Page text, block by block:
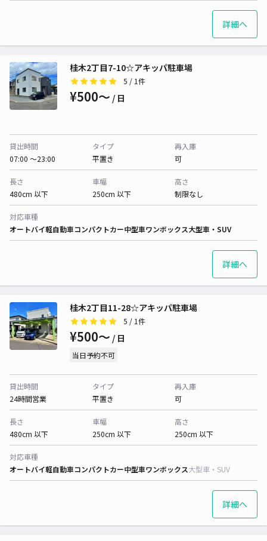
詳細へ
桂木2丁目7-10☆アキッパ駐車場
5 / 1件
¥500〜 / 日
貸出時間
07:00 〜23:00
タイプ
平置き
再入庫
可
長さ
480cm 以下
車幅
250cm 以下
高さ
制限なし
対応車種
オートバイ軽自動車コンパクトカー中型車ワンボックス大型車・SUV
詳細へ
桂木2丁目11-28☆アキッパ駐車場
5 / 1件
¥500〜 / 日
当日予約不可
貸出時間
24時間営業
タイプ
平置き
再入庫
可
長さ
480cm 以下
車幅
250cm 以下
高さ
250cm 以下
対応車種
オートバイ軽自動車コンパクトカー中型車ワンボックス大型車・SUV
詳細へ